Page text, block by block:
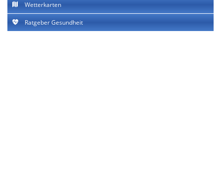
Wetterkarten
Ratgeber Gesundheit